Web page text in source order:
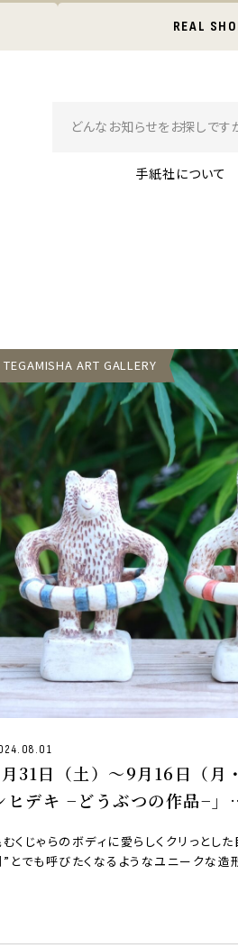
REAL
手紙社について
TEGAMISHA ART GALLERY
31日（土）〜9月16日（月
ヒデキ −どうぶつの作品−」
くじゃらのボディに愛らしくクリっとし
”とでも呼びたくなるようなユニークな造